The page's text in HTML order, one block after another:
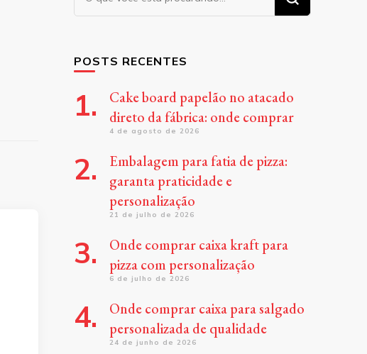
algo?
POSTS RECENTES
Cake board papelão no atacado
direto da fábrica: onde comprar
4 de agosto de 2026
Embalagem para fatia de pizza:
garanta praticidade e
personalização
21 de julho de 2026
Onde comprar caixa kraft para
pizza com personalização
6 de julho de 2026
Onde comprar caixa para salgado
personalizada de qualidade
24 de junho de 2026